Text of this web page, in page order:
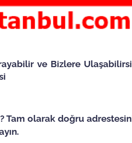
ve Bizlere
Tam olarak doğru